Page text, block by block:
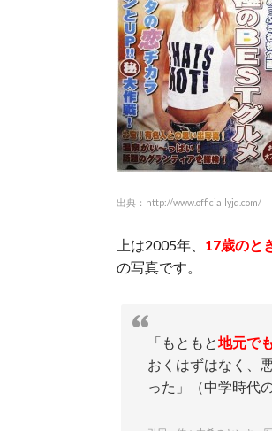
出典：http://www.officiallyjd.com/
上は2005年、 17歳のと
の写真です。
「もともと地元で
おくはずはなく、
った」（中学時代